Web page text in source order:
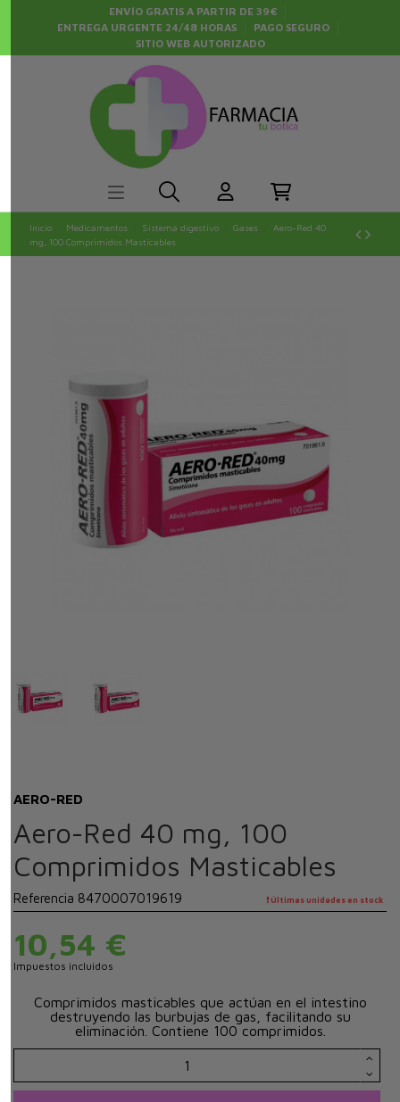
ENVÍO GRATIS A PARTIR DE 39€
ENTREGA URGENTE 24/48 HORAS
PAGO SEGURO
SITIO WEB AUTORIZADO
Inicio Medicamentos Sistema digestivo Gases
Aero-Red 40
mg, 100 Comprimidos Masticables
AERO-RED
Aero-Red 40 mg, 100
Comprimidos Masticables
Referencia 8470007019619 Últimas unidades en stock
10,54 €
Impuestos incluidos
Comprimidos masticables que actúan en el intestino
destruyendo las burbujas de gas, facilitando su
eliminación. Contiene 100 comprimidos.